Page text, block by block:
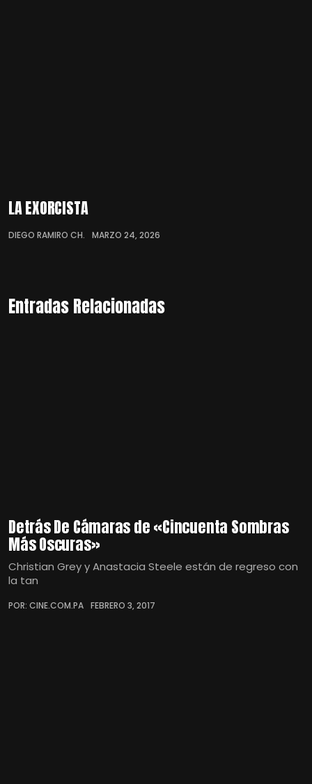
LA EXORCISTA
DIEGO RAMIRO CH. MARZO 24, 2026
Entradas Relacionadas
Detrás De Cámaras de «Cincuenta Sombras
Más Oscuras»
Christian Grey y Anastacia Steele están de regreso con
la tan
POR: CINE.COM.PA FEBRERO 3, 2017